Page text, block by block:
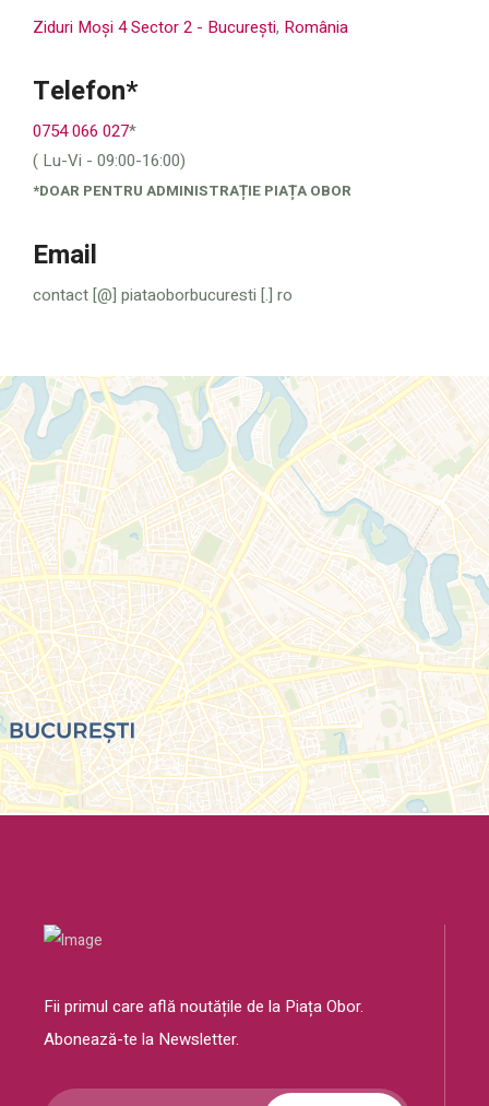
Ziduri Moși 4Sector 2 - București, România
Telefon*
0754 066 027*
( Lu-Vi - 09:00-16:00)
*DOAR PENTRU ADMINISTRAȚIE PIAȚA OBOR
Email
contact [@] piataoborbucuresti [.] ro
Fii primul care află noutățile de la Piața Obor.
Abonează-te la Newsletter.